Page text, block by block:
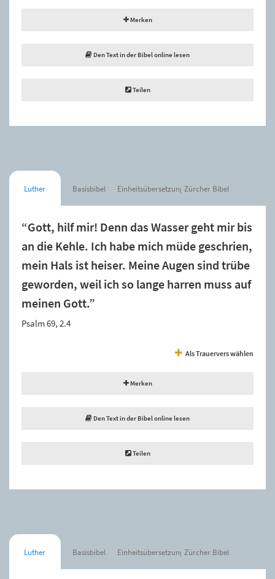
Merken
Den Text in der Bibel online lesen
Teilen
Luther Basisbibel Einheitsübersetzung Zürcher Bibel
“Gott, hilf mir! Denn das Wasser geht mir bis
an die Kehle. Ich habe mich müde geschrien,
mein Hals ist heiser. Meine Augen sind trübe
geworden, weil ich so lange harren muss auf
meinen Gott.”
Psalm 69, 2.4
Als Trauervers wählen
Merken
Den Text in der Bibel online lesen
Teilen
Luther Basisbibel Einheitsübersetzung Zürcher Bibel